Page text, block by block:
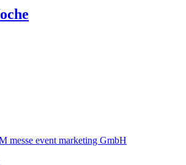
messe event marketing GmbH